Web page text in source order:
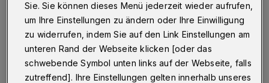
neuen Schwung erhalten.
Der 1. Vorsitzende der CDU Ronsdorf ist über
den Meinungswechsel der SPD Ronsdorf
überrascht. Diese unterstützt den Ausbau der
Sie. Sie können dieses Menü jederzeit wieder aufrufen,
um Ihre Einstellungen zu ändern oder Ihre Einwilligung
zu widerrufen, indem Sie auf den Link Einstellungen am
unteren Rand der Webseite klicken [oder das
schwebende Symbol unten links auf der Webseite, falls
zutreffend]. Ihre Einstellungen gelten innerhalb unseres